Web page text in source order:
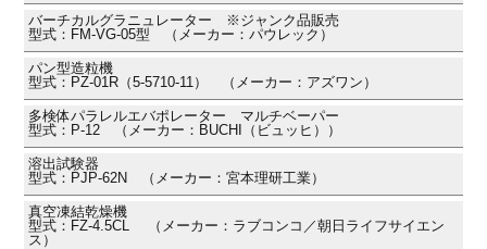
バーチカルグラニュレーター ※ジャンク品販売
型式：FM-VG-05型 （メーカー：パウレック）
パン型造粒機
型式：PZ-01R（5-5710-11） （メーカー：アズワン）
多検体パラレルエバポレーター マルチベーパー
型式：P-12 （メーカー：BUCHI（ビュッヒ））
溶出試験器
型式：PJP-62N （メーカー：宮本理研工業）
真空凍結乾燥機
型式：FZ-4.5CL （メーカー：ラブコンコ／朝日ライフサイエン
ス）